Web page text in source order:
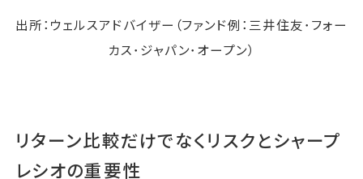
出所：ウェルスアドバイザー（ファンド例：三井住友･フォー
カス･ジャパン･オープン）
リターン比較だけでなくリスクとシャープ
レシオの重要性